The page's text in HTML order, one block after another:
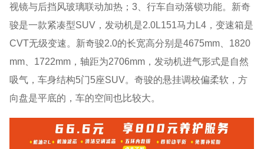
视镜与后挡风玻璃联动加热；3、行车自动落锁功能。新奇
骏是一款紧凑型SUV，发动机是2.0L151马力L4，变速箱是
CVT无级变速。新奇骏2.0的长宽高分别是4675mm、1820
mm、1722mm，轴距为2706mm，发动机进气形式是自然
吸气，车身结构5门5座SUV。奇骏的悬挂调校偏柔软，方
向盘是平底的，车的空间也比较大。